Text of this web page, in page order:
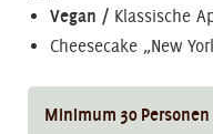
Vegan / Klassische
Cheesecake „New
Minimum 30 Personen